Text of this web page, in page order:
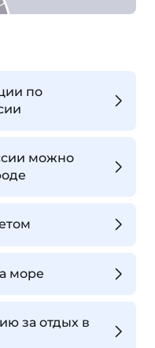
по
можно
море
за отдых в